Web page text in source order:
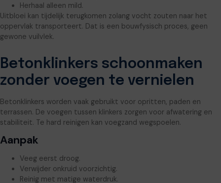
Herhaal alleen mild.
Uitbloei kan tijdelijk terugkomen zolang vocht zouten naar het
oppervlak transporteert. Dat is een bouwfysisch proces, geen
gewone vuilvlek.
Betonklinkers schoonmaken
zonder voegen te vernielen
Betonklinkers worden vaak gebruikt voor opritten, paden en
terrassen. De voegen tussen klinkers zorgen voor afwatering en
stabiliteit. Te hard reinigen kan voegzand wegspoelen.
Aanpak
Veeg eerst droog.
Verwijder onkruid voorzichtig.
Reinig met matige waterdruk.